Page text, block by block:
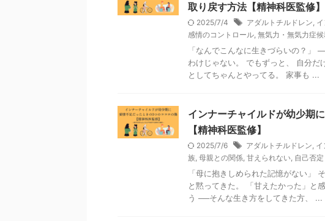
取り戻す方法【精神科医監修】
2025/7/4 アダルトチルドレン,
感情のコントロール, 無気力・無気力症
「なんでこんなに生きづらいの？」
わけじゃない。 でもずっと、 自分だ
としてちゃんとやってる。 家事も ...
インナーチャイルドが幼少期
【精神科医監修】
2025/7/6 アダルトチルドレン,
族, 母親との関係, 甘えられない, 自己否定
「母に抱きしめられた記憶がない」
と黙ってきた。 「甘えたかった」と
う ──そんな生き方をしてきた方、 ...